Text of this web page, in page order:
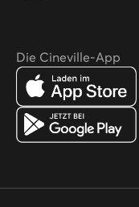
Die Cineville-App